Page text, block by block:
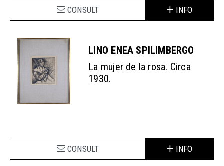
CONSULT INFO
LINO ENEA SPILIMBERGO
La mujer de la rosa. Circa
1930.
CONSULT INFO